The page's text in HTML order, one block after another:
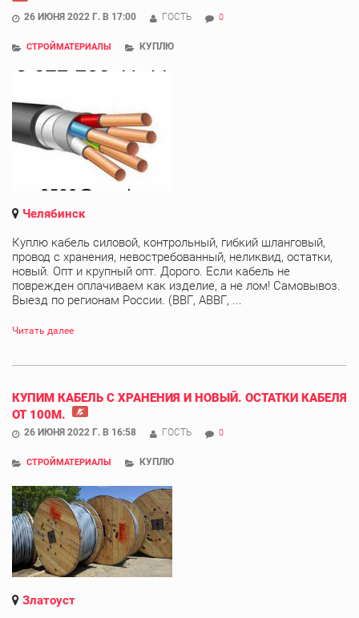
26 ИЮНЯ 2022 Г. В 17:00 ГОСТЬ 0
СТРОЙМАТЕРИАЛЫ КУПЛЮ
Челябинск
Куплю кабель силовой, контрольный, гибкий шланговый,
провод с хранения, невостребованный, неликвид, остатки,
новый. Опт и крупный опт. Дорого. Если кабель не
поврежден оплачиваем как изделие, а не лом! Самовывоз.
Выезд по регионам России. (ВВГ, АВВГ, ...
Читать далее
КУПИМ КАБЕЛЬ С ХРАНЕНИЯ И НОВЫЙ. ОСТАТКИ КАБЕЛЯ
ОТ 100М.
26 ИЮНЯ 2022 Г. В 16:58 ГОСТЬ 0
СТРОЙМАТЕРИАЛЫ КУПЛЮ
Златоуст